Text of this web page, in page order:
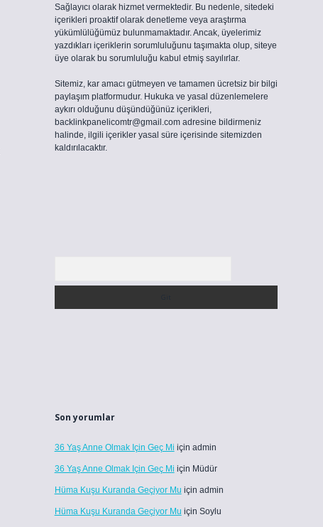
Sağlayıcı olarak hizmet vermektedir. Bu nedenle, sitedeki
içerikleri proaktif olarak denetleme veya araştırma
yükümlülüğümüz bulunmamaktadır. Ancak, üyelerimiz
yazdıkları içeriklerin sorumluluğunu taşımakta olup, siteye
üye olarak bu sorumluluğu kabul etmiş sayılırlar.
Sitemiz, kar amacı gütmeyen ve tamamen ücretsiz bir bilgi
paylaşım platformudur. Hukuka ve yasal düzenlemelere
aykırı olduğunu düşündüğünüz içerikleri,
backlinkpanelicomtr@gmail.comadresine bildirmeniz
halinde, ilgili içerikler yasal süre içerisinde sitemizden
kaldırılacaktır.
Son yorumlar
36 Yaş Anne Olmak Için Geç Mi için admin
36 Yaş Anne Olmak Için Geç Mi için Müdür
Hüma Kuşu Kuranda Geçiyor Mu için admin
Hüma Kuşu Kuranda Geçiyor Mu için Soylu